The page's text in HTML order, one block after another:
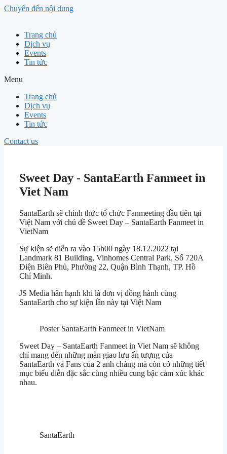
Chuyển đến nội dung
Trang chủ
Dịch vụ
Events
Tin tức
Menu
Trang chủ
Dịch vụ
Events
Tin tức
Contact us
Sweet Day - SantaEarth Fanmeet in
Viet Nam
SantaEarth sẽ chính thức tổ chức Fanmeeting đầu tiên tại
Việt Nam với chủ đề Sweet Day – SantaEarth Fanmeet in
VietNam
Sự kiện sẽ diễn ra vào 15h00 ngày 18.12.2022 tại
Landmark 81 Building, Vinhomes Central Park, Số 720A
Điện Biên Phủ, Phường 22, Quận Bình Thạnh, TP. Hồ
Chí Minh.
JS Media hân hạnh khi là đơn vị đồng hành cùng
SantaEarth cho sự kiện lần này tại Việt Nam
Poster SantaEarth Fanmeet in VietNam
Sweet Day – SantaEarth Fanmeet in Viet Nam sẽ không
chỉ mang đến những màn giao lưu ấn tượng của
SantaEarth và Fans của 2 anh chàng mà còn có những tiết
mục biểu diễn đặc sắc cùng nhiều cung bậc cảm xúc khác
nhau.
SantaEarth